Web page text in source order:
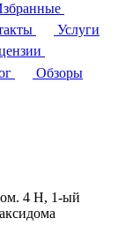
Услуги
Обзоры
4 Н, 1-ый